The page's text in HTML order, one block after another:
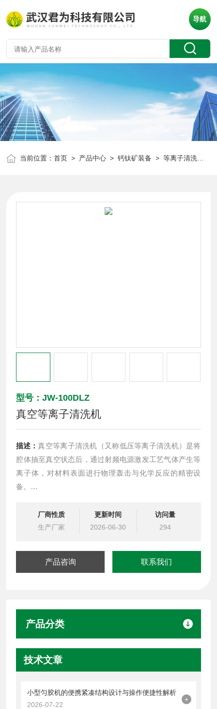
导航
当前位置：首页 > 产品中心 >钙钛矿装备 >等离子清洗机
型号：JW-100DLZ
真空等离子清洗机
描述：真空等离子清洗机（又称低压等离子清洗机）是将
腔体抽至真空状态后，通过射频电源激发工艺气体产生等
离子体，对材料表面进行物理轰击与化学反应的精密设
备。
的超净清洗，并有效活化表面以提升附着力。该设备无化
学废液污染，属于绿色环保工艺。
活化改性等场景
厂商性质
生产厂家
更新时间
2026-06-30
访问量
294
产品咨询 联系我们
产品分类
技术文章
小型匀胶机的便携紧凑结构设计与操作便捷性解析
2026-07-22
+